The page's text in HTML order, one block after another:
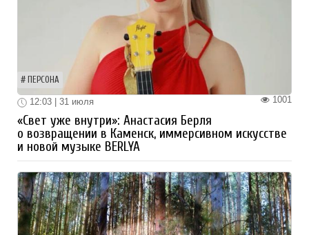
ПЕРСОНА
1001
12:03 | 31 июля
«Свет уже внутри»: Анастасия Берля
о возвращении в Каменск, иммерсивном искусстве
и новой музыке BERLYA